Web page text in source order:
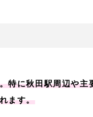
特に秋田駅周辺や主
ます。